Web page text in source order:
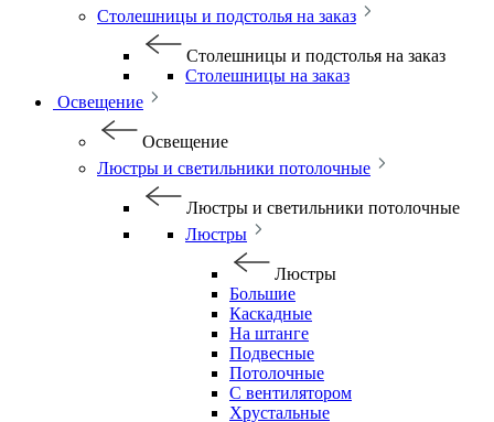
Столешницы и подстолья на заказ
Столешницы и подстолья на заказ
Столешницы на заказ
Освещение
Освещение
Люстры и светильники потолочные
Люстры и светильники потолочные
Люстры
Люстры
Большие
Каскадные
На штанге
Подвесные
Потолочные
С вентилятором
Хрустальные